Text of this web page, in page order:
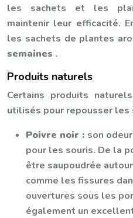
les sachets et les
maintenir leur efficacité.
les sachets de plantes
semaines .
Produits naturels
Certains produits
utilisés pour repousser les
Poivre noir : son
pour les souris. De la
être saupoudrée
comme les fissures
ouvertures sous les
également un